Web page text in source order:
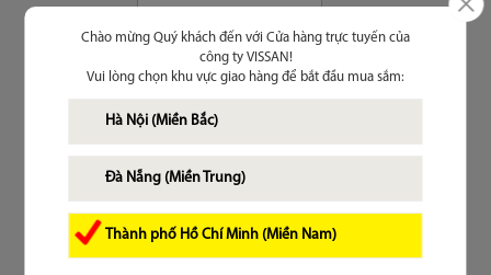
Chào mừng Quý khách đến với Cửa hàng trực tuyến của
công ty VISSAN!
Vui lòng chọn khu vực giao hàng để bắt đầu mua sắm:
Hà Nội (Miền Bắc)
Đà Nẵng (Miền Trung)
Thành phố Hồ Chí Minh (Miền Nam)
Nhớ mật khẩu trên thiết bị này (?)
Chưa là thành viên